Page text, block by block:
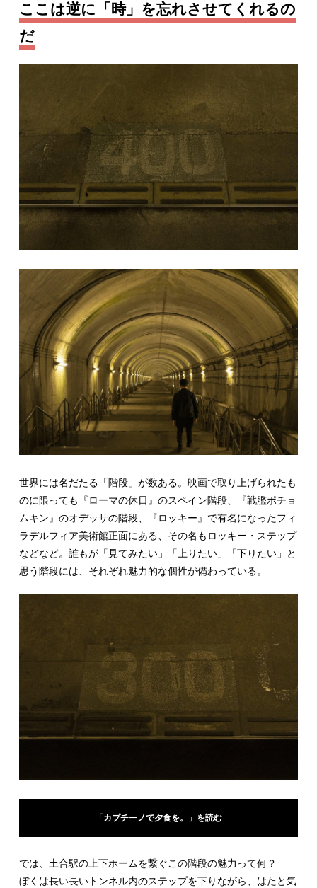
ここは逆に「時」を忘れさせてくれるの
だ
世界には名だたる「階段」が数ある。映画で取り上げられたも
のに限っても『ローマの休日』のスペイン階段、『戦艦ポチョ
ムキン』のオデッサの階段、『ロッキー』で有名になったフィ
ラデルフィア美術館正面にある、その名もロッキー・ステップ
などなど。誰もが「見てみたい」「上りたい」「下りたい」と
思う階段には、それぞれ魅力的な個性が備わっている。
「カプチーノで夕食を。」を読む
では、土合駅の上下ホームを繋ぐこの階段の魅力って何？
ぼくは長い長いトンネル内のステップを下りながら、はたと気